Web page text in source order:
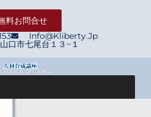
Info@Kliberty.Jp
口市七尾台１３−１
料お問合せ